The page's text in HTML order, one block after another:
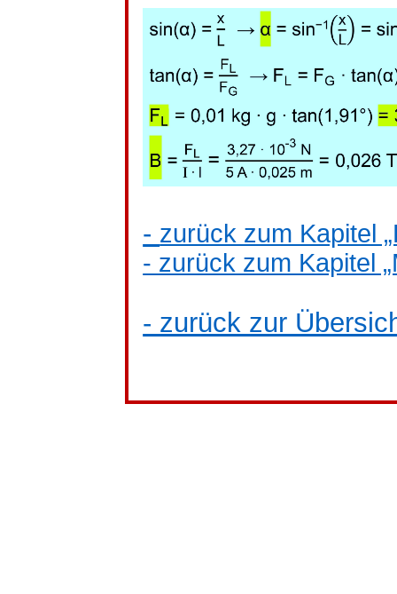
- zurück zum Kapitel
- zurück zum Kapitel
- zurück zur